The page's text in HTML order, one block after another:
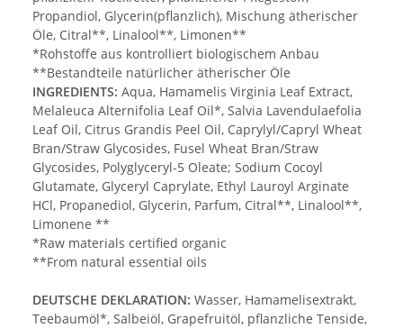
Propandiol, Glycerin(pflanzlich), Mischung ätherischer
Öle, Citral**, Linalool**, Limonen**
*Rohstoffe aus kontrolliert biologischem Anbau
**Bestandteile natürlicher ätherischer Öle
INGREDIENTS: Aqua, Hamamelis Virginia Leaf Extract,
Melaleuca Alternifolia Leaf Oil*, Salvia Lavendulaefolia
Leaf Oil, Citrus Grandis Peel Oil, Caprylyl/Capryl Wheat
Bran/Straw Glycosides, Fusel Wheat Bran/Straw
Glycosides, Polyglyceryl-5 Oleate; Sodium Cocoyl
Glutamate, Glyceryl Caprylate, Ethyl Lauroyl Arginate
HCl, Propanediol, Glycerin, Parfum, Citral**, Linalool**,
Limonene **
*Raw materials certified organic
**From natural essential oils
DEUTSCHE DEKLARATION: Wasser, Hamamelisextrakt,
Teebaumöl*, Salbeiöl, Grapefruitöl, pflanzliche Tenside,